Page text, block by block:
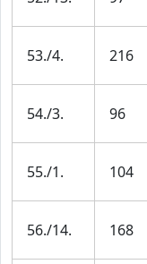
53./4. 216
54./3. 96
55./1. 104
56./14. 168